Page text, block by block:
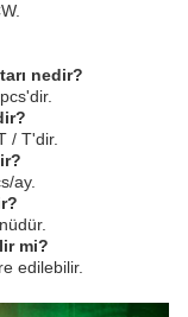
nedir?
/ T'dir.
ay.
mi?
edilebilir.